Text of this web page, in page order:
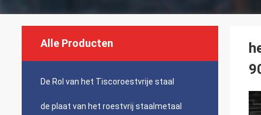
Alle Producten
De Rol van het Tiscoroestvrije staal
de plaat van het roestvrij staalmetaal